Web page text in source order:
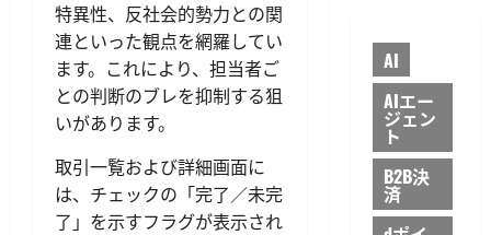
特異性、反社会的勢力との関
連といった観点を網羅してい
ます。これにより、担当者ご
との判断のブレを抑制する狙
いがあります。
取引一覧および詳細画面に
は、チェックの「完了／未完
了」を示すフラグが表示され
AI
AIエー
ジェン
ト
B2B決
済